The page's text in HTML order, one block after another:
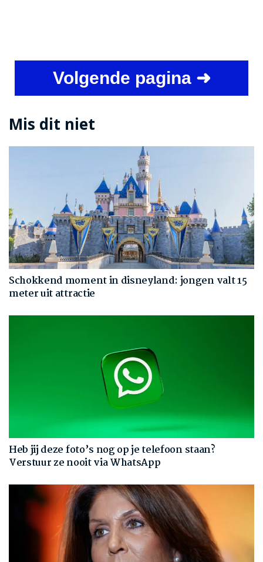
Volgende pagina ➜
Mis dit niet
Schokkend moment in disneyland: jongen valt 15
meter uit attractie
Heb jij deze foto’s nog op je telefoon staan?
Verstuur ze nooit via WhatsApp